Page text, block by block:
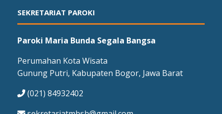
SEKRETARIAT PAROKI
Paroki Maria Bunda Segala Bangsa
Perumahan Kota Wisata
Gunung Putri, Kabupaten Bogor, Jawa Barat
(021) 84932402